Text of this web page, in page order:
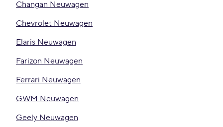
Changan Neuwagen
Chevrolet Neuwagen
Elaris Neuwagen
Farizon Neuwagen
Ferrari Neuwagen
GWM Neuwagen
Geely Neuwagen